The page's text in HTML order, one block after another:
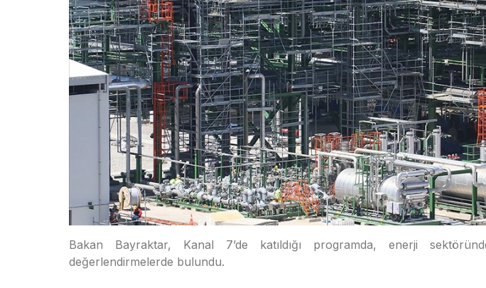
Bakan Bayraktar, Kanal 7’de katıldığı programda, enerji
değerlendirmelerde bulundu.